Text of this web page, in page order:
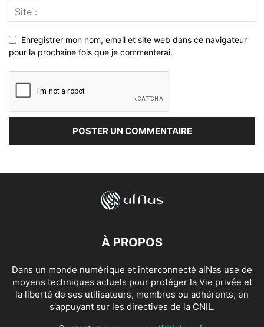
Enregistrer mon nom, email et site web dans ce navigateur
pour la prochaine fois que je commenterai.
À PROPOS
Dans un monde numérique et interconnecté alNas use de
moyens techniques actuels pour protéger la Vie privée et
la liberté de ses utilisateurs, membres ou adhérents, en
s’appuyant sur les directives de la CNIL.